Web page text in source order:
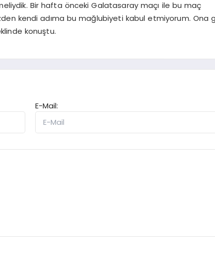
Bir hafta önceki Galatasaray maçı ile bu maç
kendi adıma bu mağlubiyeti kabul etmiyorum. Ona
konuştu.
E-Mail: